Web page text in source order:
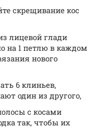
скрещивание кос
лицевой глади
на 1 петлю в каждом
нового
6 клиньев,
один из другого,
с косами
так, чтобы их